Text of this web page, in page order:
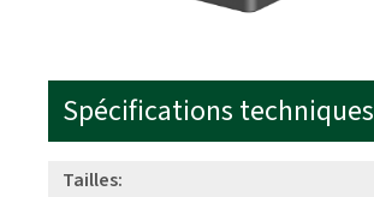
Spécifications techniques
Tailles: